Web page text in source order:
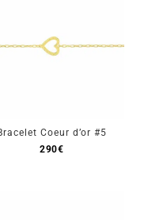
Coeur d’or #5
290€